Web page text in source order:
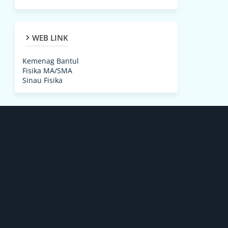
WEB LINK
Kemenag Bantul
Fisika MA/SMA
Sinau Fisika